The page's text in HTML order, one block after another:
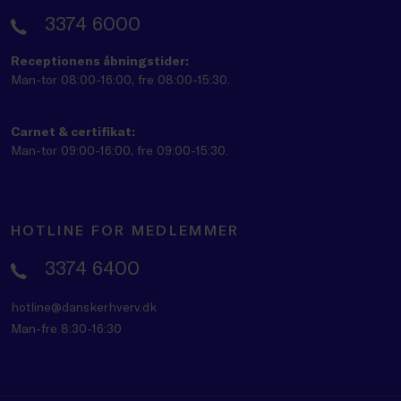
3374 6000
Receptionens åbningstider:
Man-tor 08:00-16:00, fre 08:00-15:30.
Carnet & certifikat:
Man-tor 09:00-16:00, fre 09:00-15:30.
HOTLINE FOR MEDLEMMER
3374 6400
hotline@danskerhverv.dk
Man-fre 8:30-16:30